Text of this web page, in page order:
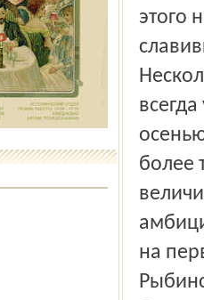
этого
более
на